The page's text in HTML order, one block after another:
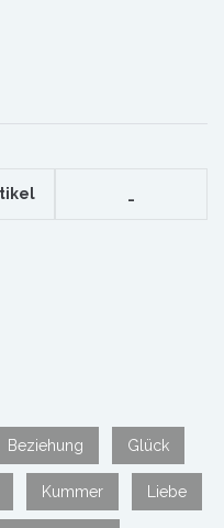
Beziehung Glück
Kummer Liebe